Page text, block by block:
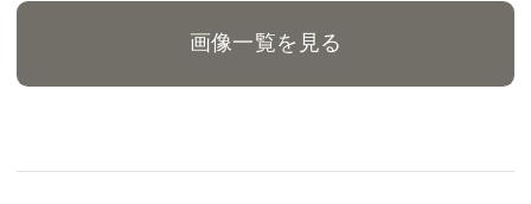
画像一覧を見る